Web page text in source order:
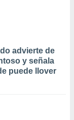
advierte de
y señala
puede llover